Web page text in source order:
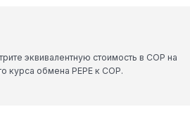
эквивалентную стоимость в COP на
курса обмена PEPE к COP.